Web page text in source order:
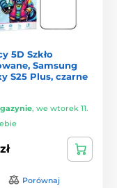
5D Szkło
Samsung
S25 Plus, czarne
, we wtorek 11.
Porównaj